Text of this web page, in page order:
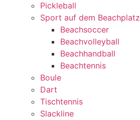
Pickleball
Sport auf dem Beachplatz
Beachsoccer
Beachvolleyball
Beachhandball
Beachtennis
Boule
Dart
Tischtennis
Slackline